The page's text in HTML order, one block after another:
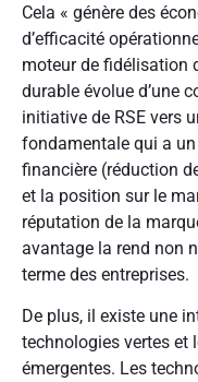
Cela « génère des
d’efficacité
moteur de fidélisation
durable évolue d’une
initiative de RSE vers
fondamentale qui a
financière (réduction
et la position sur le
réputation de la
avantage la rend non
terme des entreprises.
De plus, il existe une
technologies vertes et
émergentes. Les